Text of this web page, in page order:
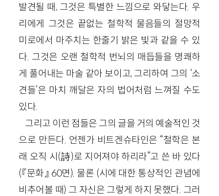
발견될 때, 그것은 특별한 느낌으로 와닿는다. 우
리에게 그것은 끝없는 철학적 물음들의 절망적
미로에서 마주치는 한줄기 밝은 빛과 같을 수 있
다. 그것은 오랜 철학적 번뇌의 매듭들을 명쾌하
게 풀어내는 마술 같아 보이고, 그리하여 그의 ‘소
견들’은 마치 깨달은 자의 법어처럼 느껴질 수도
있다.
그리고 이런 점들은 그의 글을 거의 예술적인 것
으로 만든다. 언젠가 비트겐슈타인은 “철학은 본
래 오직 시(詩)로 지어져야 하리라”고 쓴 바 있다
(『문화』 60면). 물론 (시에 대한 통상적인 관념에
비추어볼 때) 그 자신은 그렇게 하지 못했다. 그러